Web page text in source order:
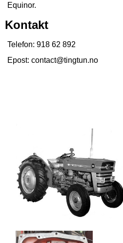
Equinor.
Kontakt
Telefon: 918 62 892
Epost: contact@tingtun.no